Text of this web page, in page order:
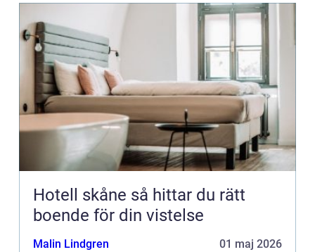
Hotell skåne så hittar du rätt
boende för din vistelse
Malin Lindgren 01 maj 2026